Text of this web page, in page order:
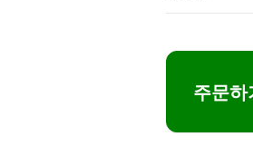
주문하